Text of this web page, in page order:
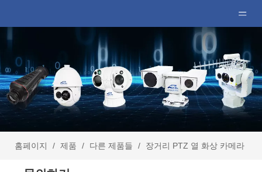
홈페이지 / 제품 / 다른 제품들 / 장거리 PTZ 열 화상 카메라